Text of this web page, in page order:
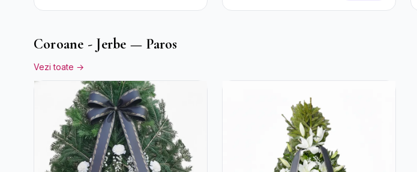
Crizanteme în Cutie
Coroane - Jerbe — Paros
Vezi toate →